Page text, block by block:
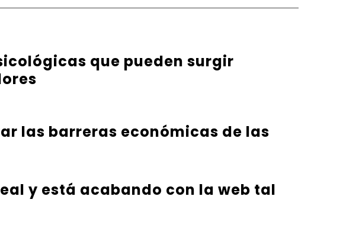
que pueden surgir
las barreras económicas de las
y está acabando con la web tal